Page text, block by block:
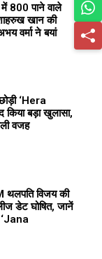
पाने वाले
खान की
वर्मा ने बयां
‘Hera
बड़ा खुलासा,
वजह
विजय की
डेट घोषित, जानें
‘Jana